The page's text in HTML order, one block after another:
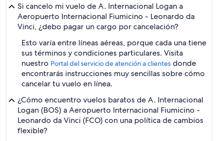
Si cancelo mi vuelo de A. Internacional Logan a
Aeropuerto Internacional Fiumicino - Leonardo da
Vinci, ¿debo pagar un cargo por cancelación?
Esto varía entre líneas aéreas, porque cada una tiene
sus términos y condiciones particulares. Visita
nuestro Portal del servicio de atención a clientes donde
encontrarás instrucciones muy sencillas sobre cómo
cancelar tu vuelo en línea.
¿Cómo encuentro vuelos baratos de A. Internacional
Logan (BOS) a Aeropuerto Internacional Fiumicino -
Leonardo da Vinci (FCO) con una política de cambios
flexible?